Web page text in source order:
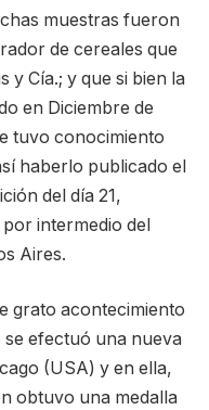
muestras fueron
de cereales que
y Cía.; y que si bien la
en Diciembre de
tuvo conocimiento
haberlo publicado el
del día 21,
intermedio del
Aires.
grato acontecimiento
efectuó una nueva
(USA) y en ella,
obtuvo una medalla